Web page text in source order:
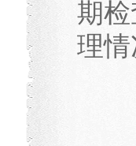
期
理情